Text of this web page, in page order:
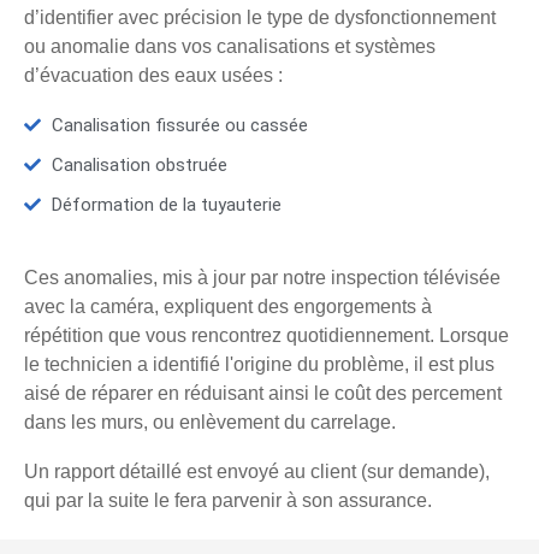
d’identifier avec précision le type de dysfonctionnement
ou anomalie dans vos canalisations et systèmes
d’évacuation des eaux usées :
Canalisation fissurée ou cassée
Canalisation obstruée
Déformation de la tuyauterie
Ces anomalies, mis à jour par notre inspection télévisée
avec la caméra, expliquent des engorgements à
répétition que vous rencontrez quotidiennement. Lorsque
le technicien a identifié l'origine du problème, il est plus
aisé de réparer en réduisant ainsi le coût des percement
dans les murs, ou enlèvement du carrelage.
Un rapport détaillé est envoyé au client (sur demande),
qui par la suite le fera parvenir à son assurance.